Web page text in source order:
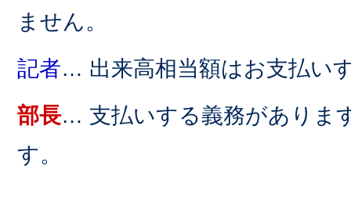
ません。
記者… 出来高相当額はお支払い
部長… 支払いする義務がありま
す。